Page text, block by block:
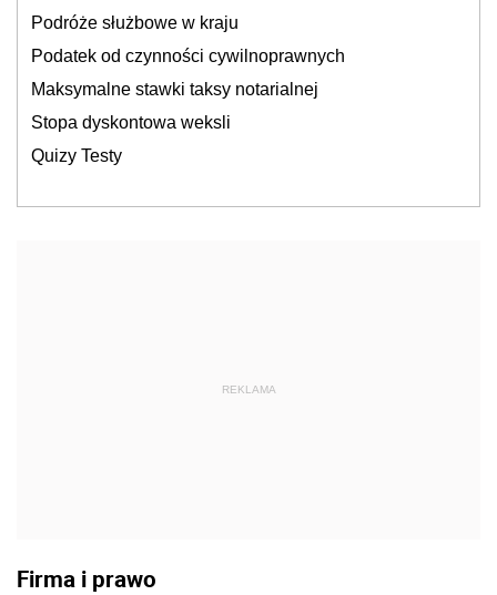
Podróże służbowe w kraju
Podatek od czynności cywilnoprawnych
Maksymalne stawki taksy notarialnej
Stopa dyskontowa weksli
Quizy Testy
REKLAMA
Firma i prawo